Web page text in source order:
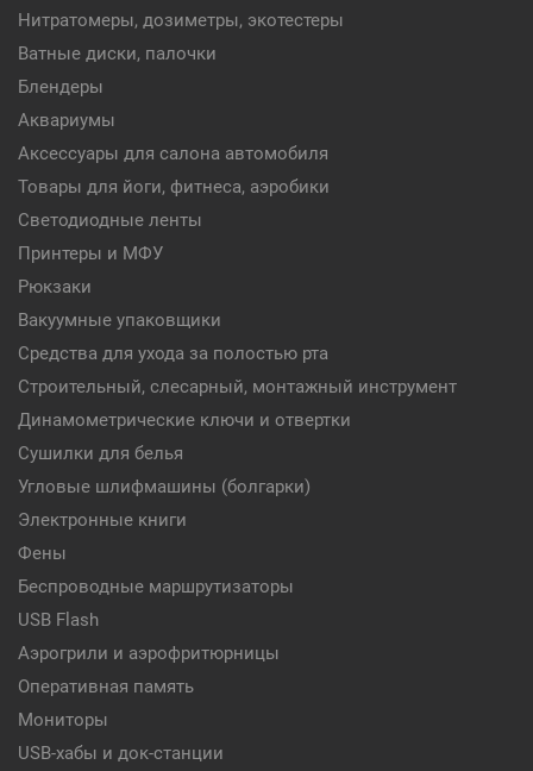
Нитратомеры, дозиметры, экотестеры
Ватные диски, палочки
Блендеры
Аквариумы
Аксессуары для салона автомобиля
Товары для йоги, фитнеса, аэробики
Светодиодные ленты
Принтеры и МФУ
Рюкзаки
Вакуумные упаковщики
Средства для ухода за полостью рта
Строительный, слесарный, монтажный инструмент
Динамометрические ключи и отвертки
Сушилки для белья
Угловые шлифмашины (болгарки)
Электронные книги
Фены
Беспроводные маршрутизаторы
USB Flash
Аэрогрили и аэрофритюрницы
Оперативная память
Мониторы
USB-хабы и док-станции